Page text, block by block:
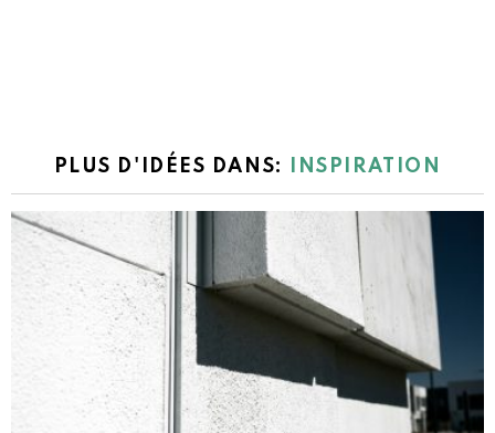
PLUS D'IDÉES DANS: INSPIRATION